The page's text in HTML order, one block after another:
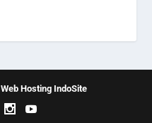
Web Hosting IndoSite